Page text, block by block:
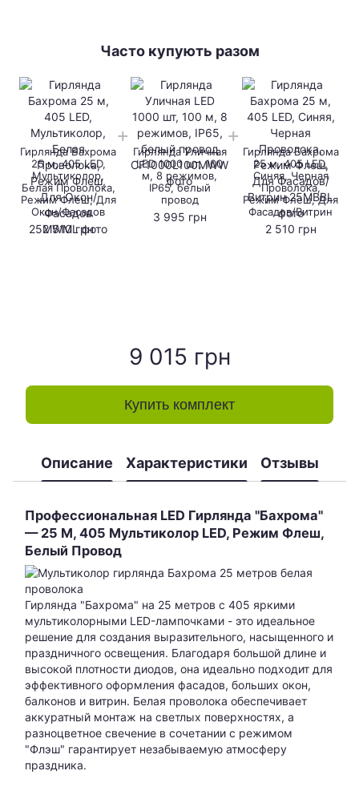
Часто купують разом
Гирлянда Бахрома
25 м, 405 LED,
Мультиколор,
Белая Проволока,
Режим Флеш, Для
Окон/Фасадов
2 510 грн
Гирлянда Уличная
LED 1000 шт, 100
м, 8 режимов,
IP65, белый
провод
3 995 грн
Гирлянда Бахрома
25 м, 405 LED,
Синяя, Черная
Проволока,
Режим Флеш, Для
Фасадов/Витрин
2 510 грн
9 015 грн
Купить комплект
Описание Характеристики Отзывы
Профессиональная LED Гирлянда "Бахрома"
— 25 М, 405 Мультиколор LED, Режим Флеш,
Белый Провод
Гирлянда "Бахрома" на 25 метров с 405 яркими
мультиколорными LED-лампочками - это идеальное
решение для создания выразительного, насыщенного и
праздничного освещения. Благодаря большой длине и
высокой плотности диодов, она идеально подходит для
эффективного оформления фасадов, больших окон,
балконов и витрин. Белая проволока обеспечивает
аккуратный монтаж на светлых поверхностях, а
разноцветное свечение в сочетании с режимом
"Флэш" гарантирует незабываемую атмосферу
праздника.